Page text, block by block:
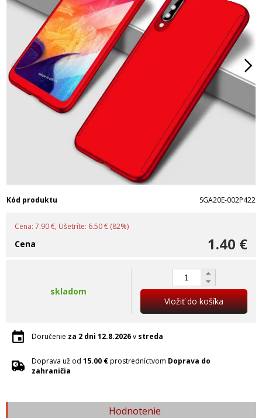
Kód produktu SGA20E-002P422
Cena: 7.90 €, Ušetríte: 6.50 € (82%)
1.40 €
Cena
skladom
Vložiť do košíka
Doručenie za 2 dni 12.8.2026v streda
Doprava už od 15.00 €prostredníctvom Doprava do
zahraničia
Hodnotenie